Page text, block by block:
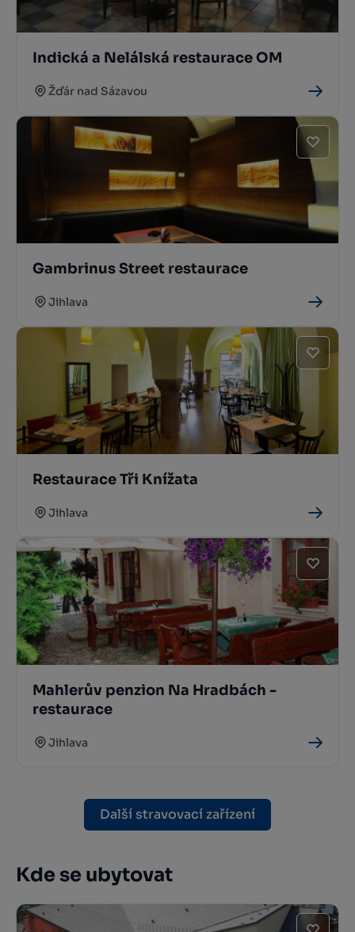
Indická a Nelálská restaurace OM
Žďár nad Sázavou
Gambrinus Street restaurace
Jihlava
Restaurace Tři Knížata
Jihlava
Mahlerův penzion Na Hradbách -
restaurace
Jihlava
Další stravovací zařízení
Kde se ubytovat